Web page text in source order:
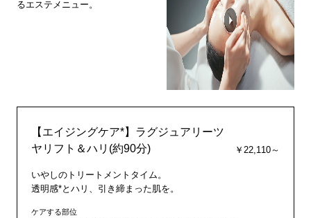
るエステメニュー。
【エイジングケア*】ラグジュアリーツ
ヤリフト＆ハリ(約90分)
￥22,110～
いやしのトリートメントタイム。
透明感*とハリ、引き締まった肌を。
ケアする部位